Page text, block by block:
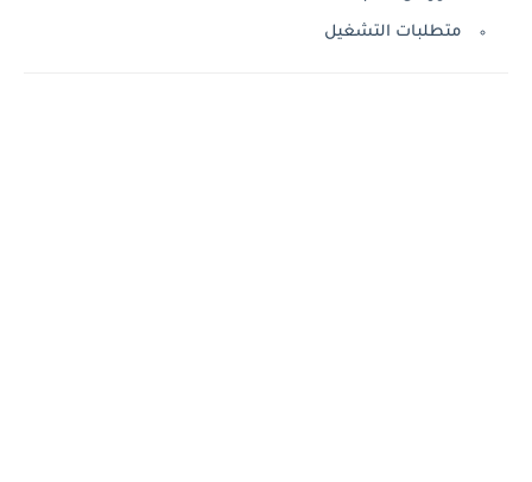
متطلبات التشغيل